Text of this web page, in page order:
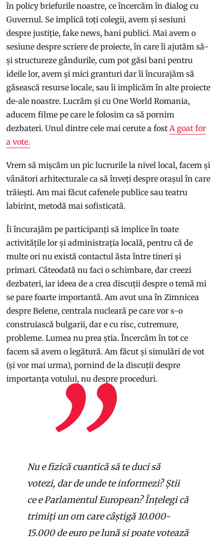
în policy briefurile noastre, ce încercăm în dialog cu
Guvernul. Se implică toți colegii, avem și sesiuni
despre justiție, fake news, bani publici. Mai avem o
sesiune despre scriere de proiecte, în care îi ajutăm să-
și structureze gândurile, cum pot găsi bani pentru
ideile lor, avem și mici granturi dar îi încurajăm să
găsească resurse locale, sau îi implicăm în alte proiecte
de-ale noastre. Lucrăm și cu One World Romania,
aducem filme pe care le folosim ca să pornim
dezbateri. Unul dintre cele mai cerute a fost A goat for
a vote.
Vrem să mișcăm un pic lucrurile la nivel local, facem și
vânători arhitecturale ca să înveți despre orașul în care
trăiești. Am mai făcut cafenele publice sau teatru
labirint, metodă mai sofisticată.
Îi încurajăm pe participanți să implice în toate
activitățile lor și administrația locală, pentru că de
multe ori nu există contactul ăsta între tineri și
primari. Câteodată nu faci o schimbare, dar creezi
dezbateri, iar ideea de a crea discuții despre o temă mi
se pare foarte importantă. Am avut una în Zimnicea
despre Belene, centrala nucleară pe care vor s-o
construiască bulgarii, dar e cu risc, cutremure,
probleme. Lumea nu prea știa. Încercăm în tot ce
facem să avem o legătură. Am făcut și simulări de vot
(și vor mai urma), pornind de la discuții despre
importanța votului, nu despre proceduri.
Nu e fizică cuantică să te duci să
votezi, dar de unde te informezi? Știi
ce e Parlamentul European? Înțelegi că
trimiți un om care câștigă 10.000-
15.000 de euro pe lună și poate votează